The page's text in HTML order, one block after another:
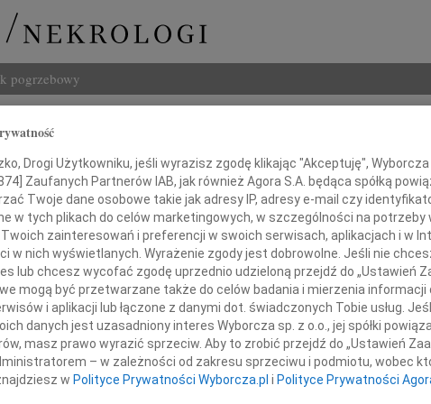
pogrzebowy
W dniu 18 września 2009 roku
odszedł od nas, przeżywszy 79 lat
INNE
Asia
Asia
Z
W
Drogi Użytkowniku, jeśli wyrazisz zgodę klikając "Akceptuję",
] Zaufanych Partnerów IAB, jak również Agora S.A. będąca spółką
Twoje dane osobowe takie jak adresy IP, adresy e-mail czy
w tych plikach do celów marketingowych, w szczególności na potrzeby
zainteresowań i preferencji w swoich serwisach, aplikacjach i w
w nich wyświetlanych. Wyrażenie zgody jest dobrowolne. Jeśli nie
lub chcesz wycofać zgodę uprzednio udzieloną przejdź do „Ustawień
mogą być przetwarzane także do celów badania i mierzenia
i aplikacji lub łączone z danymi dot. świadczonych Tobie usług.
danych jest uzasadniony interes Wyborcza sp. z o.o., jej spółki
masz prawo wyrazić sprzeciw. Aby to zrobić przejdź do „Ustawień
– w zależności od zakresu sprzeciwu i podmiotu, wobec
w Polityce Prywatności Wyborcza.pl i Polityce Prywatności